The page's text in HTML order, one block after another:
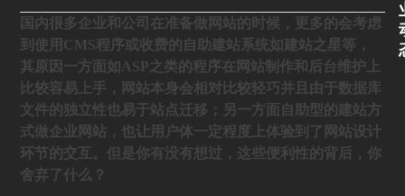
国内很多企业和公司在准备做网站的时候，更多的会考虑
到使用CMS程序或收费的自助建站系统如建站之星等，
其原因一方面如ASP之类的程序在网站制作和后台维护上
比较容易上手，网站本身会相对比较轻巧并且由于数据库
文件的独立性也易于站点迁移；另一方面自助型的建站方
式做企业网站，也让用户体一定程度上体验到了网站设计
环节的交互。但是你有没有想过，这些便利性的背后，你
舍弃了什么？